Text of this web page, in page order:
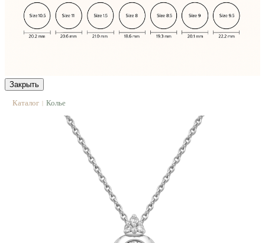
Закрыть
Каталог | Колье